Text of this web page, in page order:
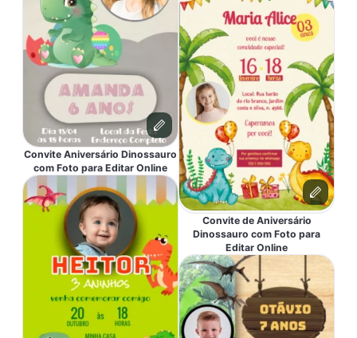
Convite Aniversário Dinossauro
com Foto para Editar Online
Convite de Aniversário
Dinossauro com Foto para
Editar Online